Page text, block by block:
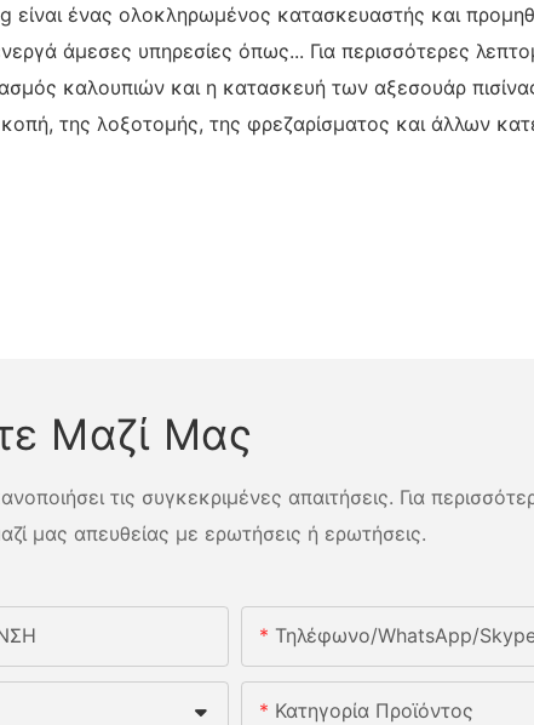
ένας ολοκληρωμένος κατασκευαστής και
άμεσες υπηρεσίες όπως... Για περισσότερες
καλουπιών και η κατασκευή των αξεσουάρ
της λοξοτομής, της φρεζαρίσματος και άλλων
Μαζί Μας
τις συγκεκριμένες απαιτήσεις. Για
μας απευθείας με ερωτήσεις ή ερωτήσεις.
Τηλέφωνο/whatsApp/
Κατηγορία Προϊόντος